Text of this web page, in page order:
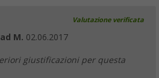
Valutazione verificata
M. 02.06.2017
giustificazioni per questa